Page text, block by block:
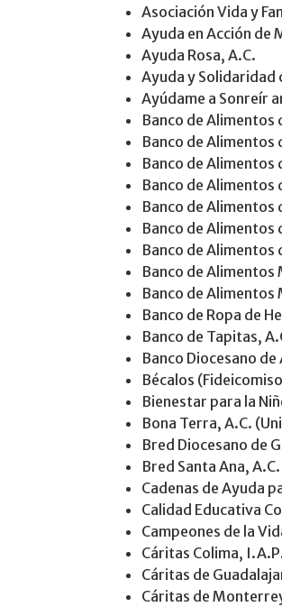
Asociación Vida y
Ayuda en Acción de
Ayuda Rosa, A.C.
Ayuda y Solidaridad
Ayúdame a Sonreír
Banco de Alimentos
Banco de Alimentos
Banco de Alimentos
Banco de Alimentos
Banco de Alimentos
Banco de Alimentos
Banco de Alimentos
Banco de Alimentos
Banco de Alimentos
Banco de Ropa de
Banco de Tapitas,
Banco Diocesano
Bécalos
Bienestar para la
Bona Terra, A.C.
Bred Diocesano de
Bred Santa Ana, A.C.
Cadenas de Ayuda
Calidad Educativa
Campeones de la
Cáritas Colima,
Cáritas de
Cáritas de